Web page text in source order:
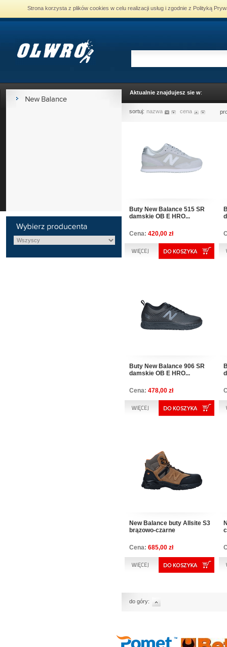
Strona korzysta z plików cookies w celu realizacji usług i zgodnie z Polityką
Aktualnie znajdujesz sie w:
sortuj: nazwa cena
Buty New Balance 515 SR
damskie OB E HRO...
Cena: 420,00 zł
Buty New Balance 906 SR
damskie OB E HRO...
Cena: 478,00 zł
New Balance buty Allsite S3
brązowo-czarne
Cena: 685,00 zł
do góry: